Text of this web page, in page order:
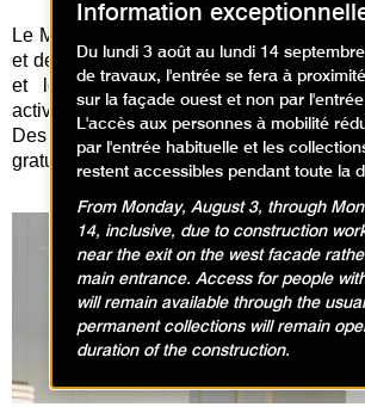
Le Musée d'Art Moderne de Paris vous
et des ateliers d'arts plastiques en lien
et les collections permanentes.
activités pour les enfants et en famille à
Des activités à réaliser à la maison
gratuitement :
en cliquant ici
Expositions en cours
Information
Du lundi 3 août au lundi 14
de travaux, l'entrée se fera à
sur la façade ouest et non par
L'accès aux personnes à mobilité
par l'entrée habituelle et les
restent accessibles pendant toute la
From Monday, August 3, through
14, inclusive, due to construction
near the exit on the west facade
main entrance. Access for people
will remain available through the
permanent collections will remain
duration of the construction.